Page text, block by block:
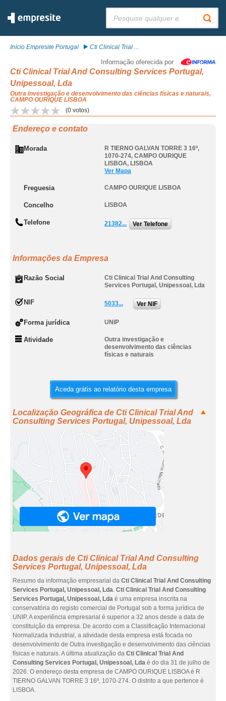
Início Empresite Portugal Cti Clinical Trial ...
Informação oferecida por
Cti Clinical Trial And Consulting Services Portugal,
Unipessoal, Lda
Outra investigação e desenvolvimento das ciências físicas e naturais,
CAMPO OURIQUE LISBOA
(0 votos)
Endereço e contato
Morada
R TIERNO GALVAN TORRE 3 16º,
1070-274, CAMPO OURIQUE
LISBOA, LISBOA
Ver Mapa
Freguesia CAMPO OURIQUE LISBOA
Concelho LISBOA
Telefone 21382... Ver Telefone
Informações da Empresa
Razão Social
Cti Clinical Trial And Consulting
Services Portugal, Unipessoal, Lda
NIF 5033... Ver NIF
Forma jurídica UNIP
Atividade
Outra investigação e
desenvolvimento das ciências
físicas e naturais
Aceda grátis ao relatório desta empresa
Localização Geográfica de Cti Clinical Trial And
Consulting Services Portugal, Unipessoal, Lda
Dados gerais de Cti Clinical Trial And Consulting
Services Portugal, Unipessoal, Lda
Resumo da informação empresarial da Cti Clinical Trial And Consulting
Services Portugal, Unipessoal, Lda. Cti Clinical Trial And Consulting
Services Portugal, Unipessoal, Lda é uma empresa inscrita na
conservatória do registo comercial de Portugal sob a forma jurídica de
UNIP. A experiência empresarial é superior a 32 anos desde a data de
constituição da empresa. De acordo com a Classificação Internacional
Normalizada Industrial, a atividade desta empresa está focada no
desenvolvimento de Outra investigação e desenvolvimento das ciências
físicas e naturais. A última atualização da Cti Clinical Trial And
Consulting Services Portugal, Unipessoal, Lda é do dia 31 de julho de
2026. O endereço desta empresa de CAMPO OURIQUE LISBOA é R
TIERNO GALVAN TORRE 3 16º, 1070-274. O distrito a que pertence é
LISBOA.